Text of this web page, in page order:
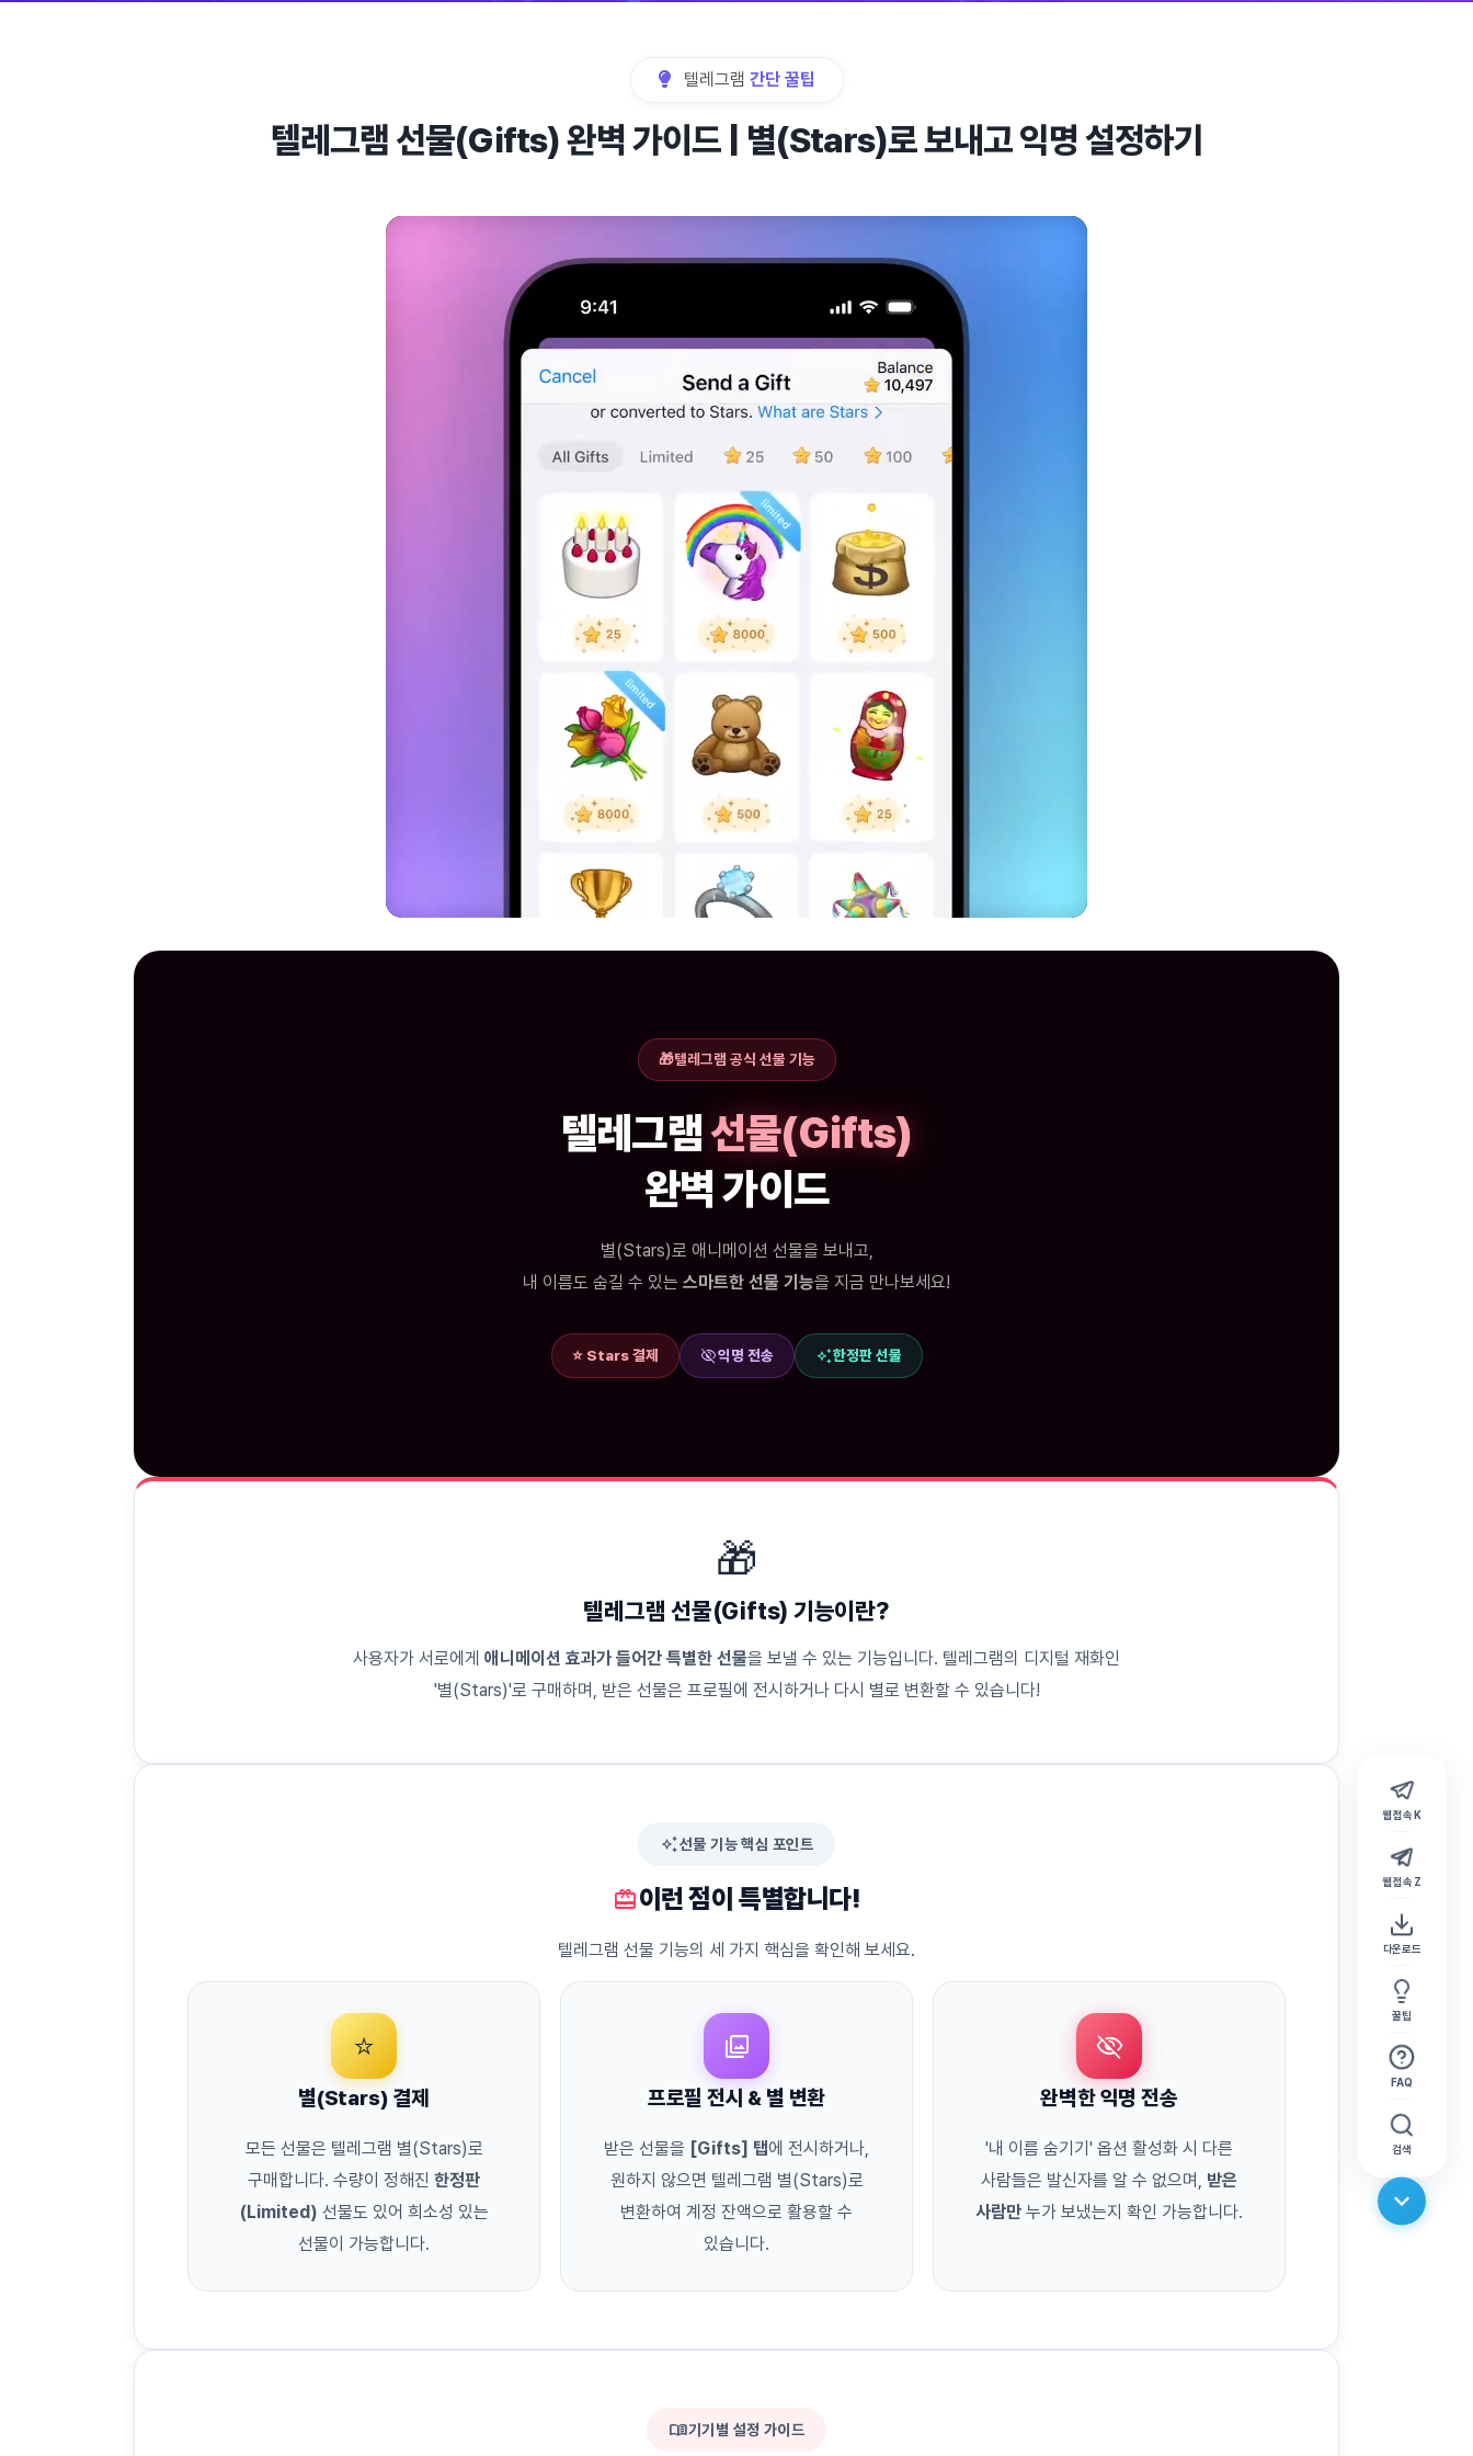
웹 접속 K
웹 접속 Z
다운로드
꿀팁
FAQ
검색
텔레그램 간단 꿀팁
텔레그램 선물(Gifts) 완벽 가이드 | 별(Stars)로 보내고 익명 설정하기
🎁텔레그램 공식 선물 기능
텔레그램선물(Gifts)
완벽 가이드
별(Stars)로 애니메이션 선물을 보내고,
내 이름도 숨길 수 있는 스마트한 선물 기능을 지금 만나보세요!
⭐ Stars 결제 visibility_off익명 전송 auto_awesome한정판 선물
🎁
텔레그램 선물(Gifts) 기능이란?
사용자가 서로에게 애니메이션 효과가 들어간 특별한 선물을 보낼 수 있는 기능입니다. 텔레그램의 디지털 재화인
'별(Stars)'로 구매하며, 받은 선물은 프로필에 전시하거나 다시 별로 변환할 수 있습니다!
auto_awesome선물 기능 핵심 포인트
redeem이런 점이 특별합니다!
텔레그램 선물 기능의 세 가지 핵심을 확인해 보세요.
⭐
별(Stars) 결제
모든 선물은 텔레그램 별(Stars)로
구매합니다. 수량이 정해진 한정판
(Limited) 선물도 있어 희소성 있는
선물이 가능합니다.
collections
프로필 전시 & 별 변환
받은 선물을 [Gifts] 탭에 전시하거나,
원하지 않으면 텔레그램 별(Stars)로
변환하여 계정 잔액으로 활용할 수
있습니다.
visibility_off
완벽한 익명 전송
'내 이름 숨기기' 옵션 활성화 시 다른
사람들은 발신자를 알 수 없으며, 받은
사람만 누가 보냈는지 확인 가능합니다.
menu_book기기별 설정 가이드